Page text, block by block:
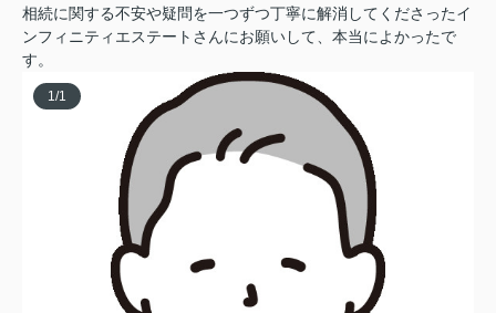
相続に関する不安や疑問を一つずつ丁寧に解消してくださったイ
ンフィニティエステートさんにお願いして、本当によかったで
す。
1/1